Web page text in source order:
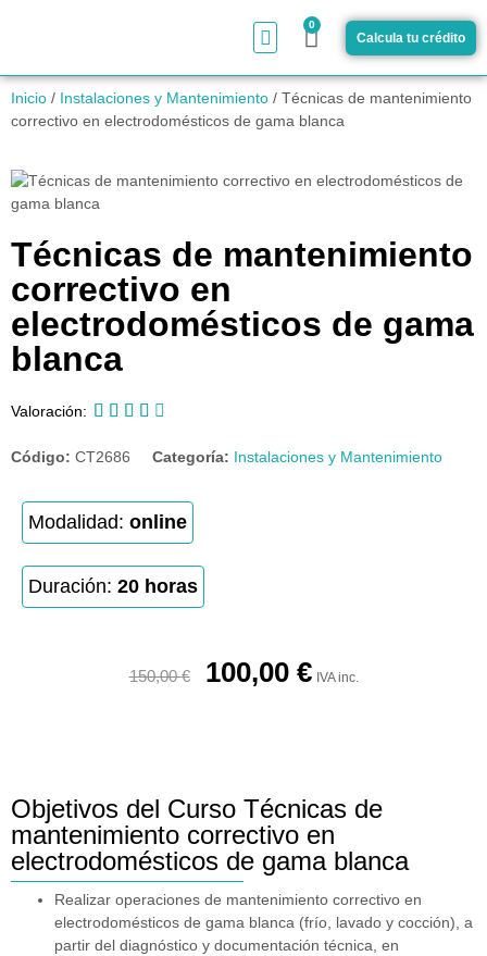
0
Calcula tu crédito
Inicio / Instalaciones y Mantenimiento / Técnicas de mantenimiento
correctivo en electrodomésticos de gama blanca
Técnicas de mantenimiento
correctivo en
electrodomésticos de gama
blanca
Valoración:     
Código: CT2686 Categoría: Instalaciones y Mantenimiento
Modalidad: online
Duración: 20 horas
150,00€ 100,00 € IVA inc.
Objetivos del Curso Técnicas de
mantenimiento correctivo en
electrodomésticos de gama blanca
Realizar operaciones de mantenimiento correctivo en
electrodomésticos de gama blanca (frío, lavado y cocción), a
partir del diagnóstico y documentación técnica, en